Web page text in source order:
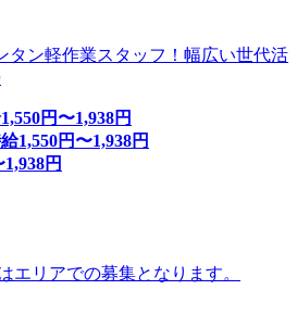
ン軽作業スタッフ！幅広い世代活
1,550円〜1,938円
1,550円〜1,938円
1,938円
リアでの募集となります。